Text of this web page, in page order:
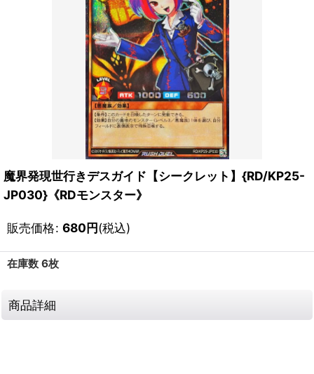
魔界発現世行きデスガイド【シークレット】{RD/KP25-
JP030}《RDモンスター》
販売価格: 680円(税込)
在庫数 6枚
商品詳細